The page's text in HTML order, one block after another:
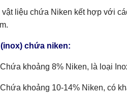
liệu chứa Niken kết hợp với
chứa niken:
Chứa khoảng 8% Niken, là loại
Chứa khoảng 10-14% Niken, có